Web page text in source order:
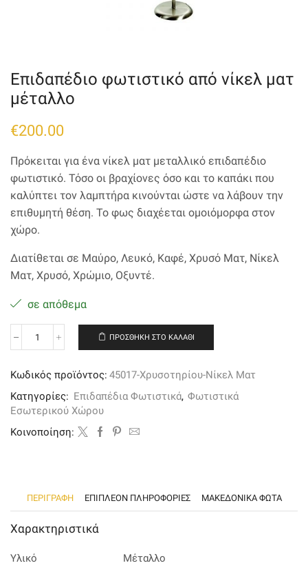
Επιδαπέδιο φωτιστικό από νίκελ ματ
μέταλλο
€200.00
Πρόκειται για ένα νίκελ ματ μεταλλικό επιδαπέδιο
φωτιστικό. Τόσο οι βραχίονες όσο και το καπάκι που
καλύπτει τον λαμπτήρα κινούνται ώστε να λάβουν την
επιθυμητή θέση. Το φως διαχέεται ομοιόμορφα στον
χώρο.
Διατίθεται σε Μαύρο, Λευκό, Καφέ, Χρυσό Ματ, Νίκελ
Ματ, Χρυσό, Χρώμιο, Οξυντέ.
σε απόθεμα
Επιδαπέδιο
νίκελ
μέταλλο
ποσότητα
ΠΡΟΣΘΉΚΗ ΣΤΟ ΚΑΛΆΘΙ
Κωδικός προϊόντος: 45017-Χρυσοτηρίου-Νίκελ Ματ
Κατηγορίες: Επιδαπέδια Φωτιστικά, Φωτιστικά
Εσωτερικού Χώρου
Kοινοποίηση:
ΠΕΡΙΓΡΑΦΉ ΕΠΙΠΛΈΟΝ ΠΛΗΡΟΦΟΡΊΕΣ ΜΑΚΕΔΟΝΙΚΑ ΦΩΤΑ
Χαρακτηριστικά
Υλικό Μέταλλο